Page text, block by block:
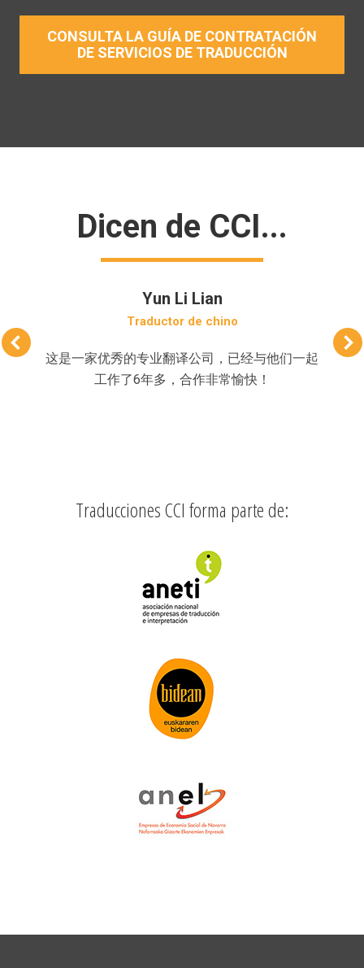
CONSULTA LA GUÍA DE CONTRATACIÓN
DE SERVICIOS DE TRADUCCIÓN
Dicen de CCI...
Yun Li Lian
Traductor de chino
这是一家优秀的专业翻译公司，已经与他们一起
工作了6年多，合作非常愉快！
Traducciones CCI forma parte de: